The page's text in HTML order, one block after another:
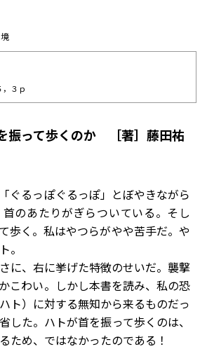
３ｐ
振って歩くのか ［著］藤田祐
ぐるっぽぐるっぽ」とぼやきながら
のあたりがぎらついている。そし
歩く。私はやつらがやや苦手だ。や
。
に、右に挙げた特徴のせいだ。襲撃
こわい。しかし本書を読み、私の恐
ト）に対する無知から来るものだっ
した。ハトが首を振って歩くのは、
ため、ではなかったのである！